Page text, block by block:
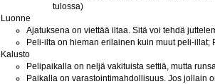
tulossa)
Luonne
Ajatuksena on viettää iltaa. Sitä voi tehdä
Peli-ilta on hieman erilainen kuin muut peli-illat;
Kalusto
Pelipaikalla on neljä vakituista settiä, mutta
Paikalla on varastointimahdollisuus. Jos jollain